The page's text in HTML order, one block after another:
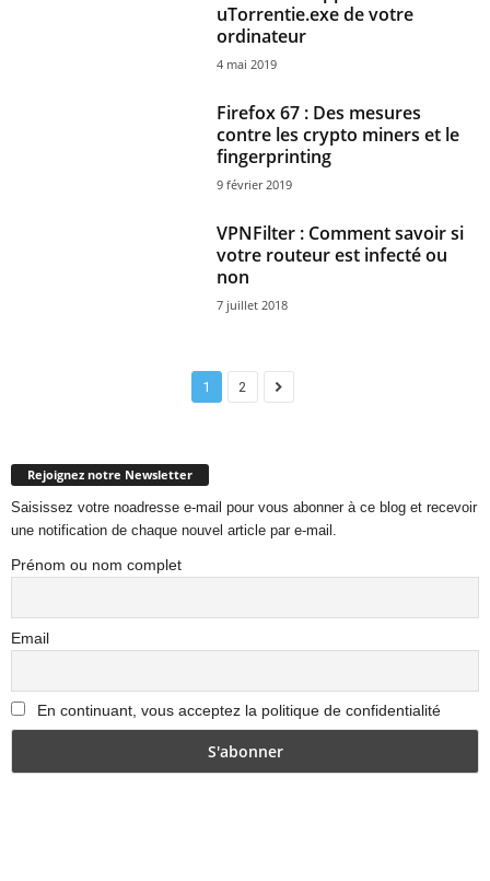
uTorrentie.exe de votre
ordinateur
4 mai 2019
Firefox 67 : Des mesures
contre les crypto miners et le
fingerprinting
9 février 2019
VPNFilter : Comment savoir si
votre routeur est infecté ou
non
7 juillet 2018
1 2
Rejoignez notre Newsletter
Saisissez votre noadresse e-mail pour vous abonner à ce blog et recevoir
une notification de chaque nouvel article par e-mail.
Prénom ou nom complet
Email
En continuant, vous acceptez la politique de confidentialité